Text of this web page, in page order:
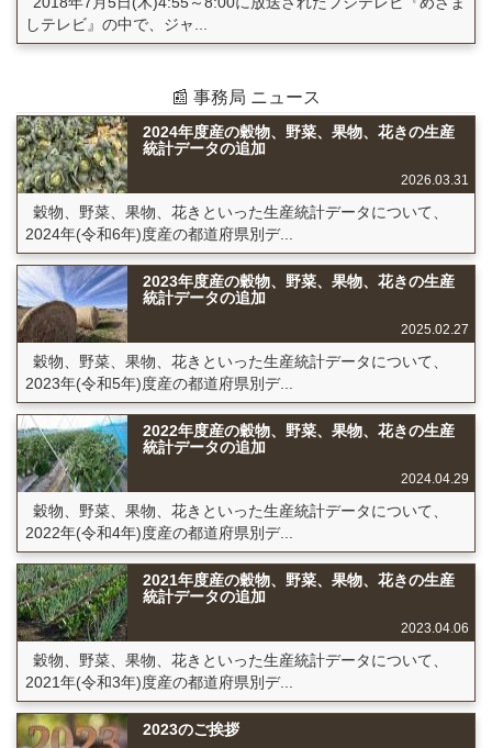
しテレビ』の中で、ジャ...
📰 事務局 ニュース
2024年度産の穀物、野菜、果物、花きの生産
統計データの追加
2026.03.31
穀物、野菜、果物、花きといった生産統計データについて、
2024年(令和6年)度産の都道府県別デ...
2023年度産の穀物、野菜、果物、花きの生産
統計データの追加
2025.02.27
穀物、野菜、果物、花きといった生産統計データについて、
2023年(令和5年)度産の都道府県別デ...
2022年度産の穀物、野菜、果物、花きの生産
統計データの追加
2024.04.29
穀物、野菜、果物、花きといった生産統計データについて、
2022年(令和4年)度産の都道府県別デ...
2021年度産の穀物、野菜、果物、花きの生産
統計データの追加
2023.04.06
穀物、野菜、果物、花きといった生産統計データについて、
2021年(令和3年)度産の都道府県別デ...
2023のご挨拶